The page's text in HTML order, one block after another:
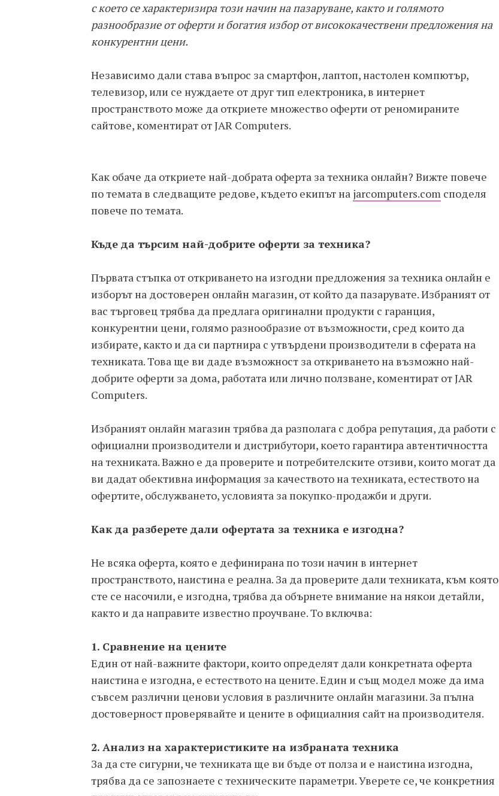
с което се характеризира този начин на пазаруване, както и голямото
разнообразие от оферти и богатия избор от висококачествени предложения на
конкурентни цени.
Независимо дали става въпрос за смартфон, лаптоп, настолен компютър,
телевизор, или се нуждаете от друг тип електроника, в интернет
пространството може да откриете множество оферти от реномираните
сайтове, коментират от JAR Computers.
Как обаче да откриете най-добрата оферта за техника онлайн? Вижте повече
по темата в следващите редове, където екипът на jarcomputers.com споделя
повече по темата.
Къде да търсим най-добрите оферти за техника?
Първата стъпка от откриването на изгодни предложения за техника онлайн е
изборът на достоверен онлайн магазин, от който да пазарувате. Избраният от
вас търговец трябва да предлага оригинални продукти с гаранция,
конкурентни цени, голямо разнообразие от възможности, сред които да
избирате, както и да си партнира с утвърдени производители в сферата на
техниката. Това ще ви даде възможност за откриването на възможно най-
добрите оферти за дома, работата или лично ползване, коментират от JAR
Computers.
Избраният онлайн магазин трябва да разполага с добра репутация, да работи с
официални производители и дистрибутори, което гарантира автентичността
на техниката. Важно е да проверите и потребителските отзиви, които могат да
ви дадат обективна информация за качеството на техниката, естеството на
офертите, обслужването, условията за покупко-продажби и други.
Как да разберете дали офертата за техника е изгодна?
Не всяка оферта, която е дефинирана по този начин в интернет
пространството, наистина е реална. За да проверите дали техниката, към която
сте се насочили, е изгодна, трябва да обърнете внимание на някои детайли,
както и да направите известно проучване. То включва:
1. Сравнение на цените
Един от най-важните фактори, които определят дали конкретната оферта
наистина е изгодна, е естеството на цените. Един и същ модел може да има
съвсем различни ценови условия в различните онлайн магазини. За пълна
достоверност проверявайте и цените в официалния сайт на производителя.
2. Анализ на характеристиките на избраната техника
За да сте сигурни, че техниката ще ви бъде от полза и е наистина изгодна,
трябва да се запознаете с техническите параметри. Уверете се, че конкретния